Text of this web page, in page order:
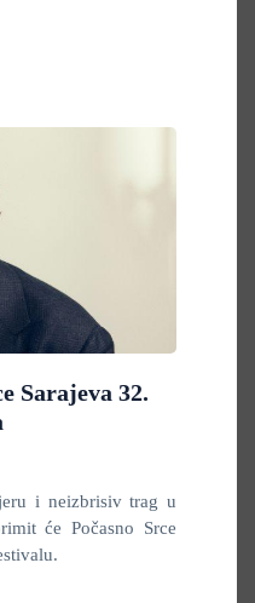
Sarajeva 32.
i neizbrisiv trag u
će Počasno Srce